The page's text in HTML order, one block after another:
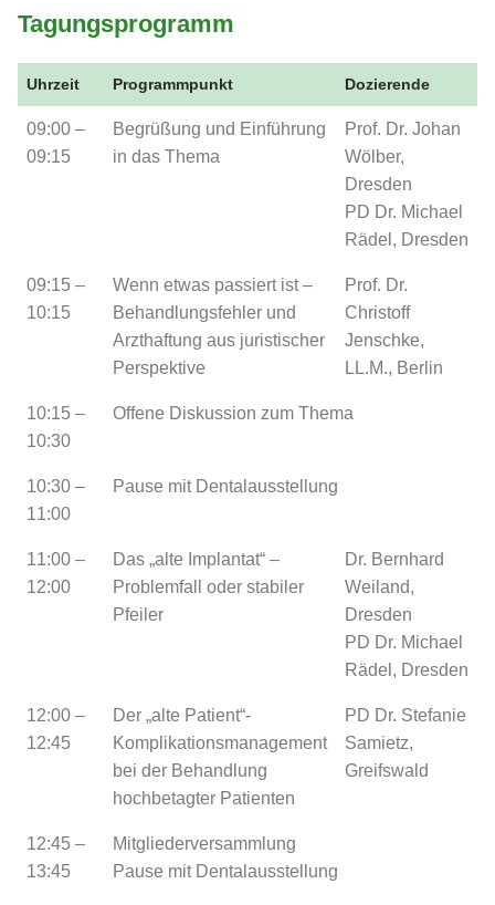
Tagungsprogramm
Uhrzeit Programmpunkt Dozierende
09:00 –
09:15
Begrüßung und Einführung
in das Thema
Prof. Dr. Johan
Wölber,
Dresden
PD Dr. Michael
Rädel, Dresden
09:15 –
10:15
Wenn etwas passiert ist –
Behandlungsfehler und
Arzthaftung aus juristischer
Perspektive
Prof. Dr.
Christoff
Jenschke,
LL.M., Berlin
10:15 –
10:30
Offene Diskussion zum Thema
10:30 –
11:00
Pause mit Dentalausstellung
11:00 –
12:00
Das „alte Implantat“ –
Problemfall oder stabiler
Pfeiler
Dr. Bernhard
Weiland,
Dresden
PD Dr. Michael
Rädel, Dresden
12:00 –
12:45
Der „alte Patient“-
Komplikationsmanagement
bei der Behandlung
hochbetagter Patienten
PD Dr. Stefanie
Samietz,
Greifswald
12:45 –
13:45
Mitgliederversammlung
Pause mit Dentalausstellung